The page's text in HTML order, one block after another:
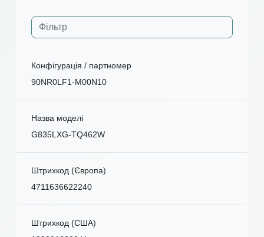
Конфігурація / партномер
90NR0LF1-M00N10
Назва моделі
G835LXG-TQ462W
Штрихкод (Європа)
4711636622240
Штрихкод (США)